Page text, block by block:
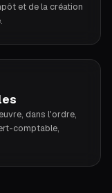
et de la création
dans l'ordre,
comptable,